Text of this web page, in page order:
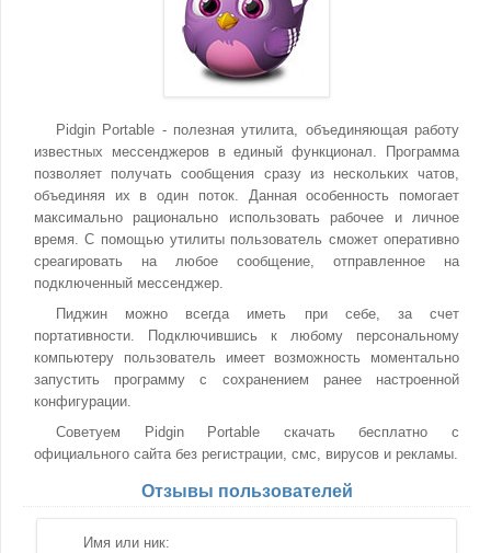
Pidgin Portable - полезная утилита, объединяющая работу
известных мессенджеров в единый функционал. Программа
позволяет получать сообщения сразу из нескольких чатов,
объединяя их в один поток. Данная особенность помогает
максимально рационально использовать рабочее и личное
время. С помощью утилиты пользователь сможет оперативно
среагировать на любое сообщение, отправленное на
подключенный мессенджер.
Пиджин можно всегда иметь при себе, за счет
портативности. Подключившись к любому персональному
компьютеру пользователь имеет возможность моментально
запустить программу с сохранением ранее настроенной
конфигурации.
Советуем Pidgin Portable скачать бесплатно с
официального сайта без регистрации, смс, вирусов и рекламы.
Отзывы пользователей
Имя или ник: